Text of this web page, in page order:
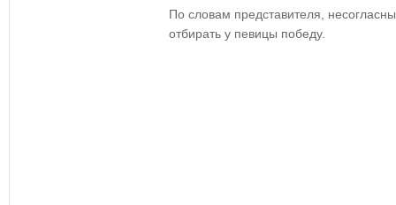
По словам представителя,
отбирать у певицы победу.